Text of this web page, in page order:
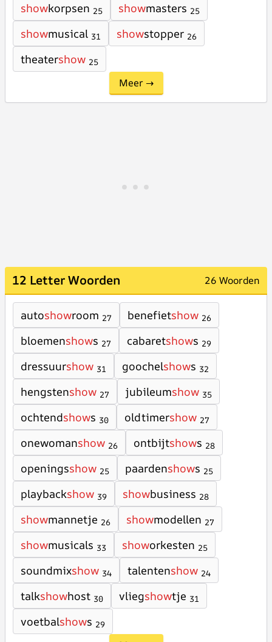
showkorpsen 25 showmasters 25
showmusical 31 showstopper 26
theatershow 25
Meer →
12 Letter Woorden 26 Woorden
autoshowroom 27 benefietshow 26
bloemenshows 27 cabaretshows 29
dressuurshow 31 goochelshows 32
hengstenshow 27 jubileumshow 35
ochtendshows 30 oldtimershow 27
onewomanshow 26 ontbijtshows 28
openingsshow 25 paardenshows 25
playbackshow 39 showbusiness 28
showmannetje 26 showmodellen 27
showmusicals 33 showorkesten 25
soundmixshow 34 talentenshow 24
talkshowhost 30 vliegshowtje 31
voetbalshows 29